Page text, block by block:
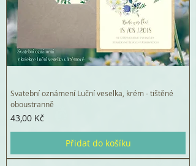
Svatební oznámení Luční veselka, krém - tištěné
oboustranně
Cena
43,00 Kč
Přidat do košíku